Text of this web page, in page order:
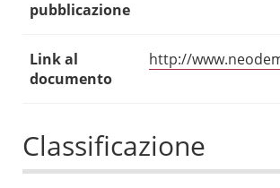
pubblicazione
Link al
documento
http://
Classificazione